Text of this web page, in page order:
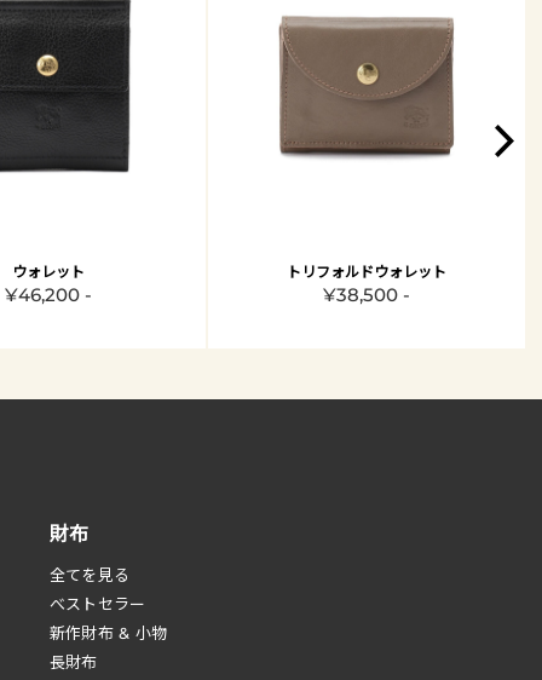
ウォレット
¥46,200 -
トリフォルドウォレット
¥38,500 -
財布
全てを見る
べストセラー
新作財布 & 小物
長財布